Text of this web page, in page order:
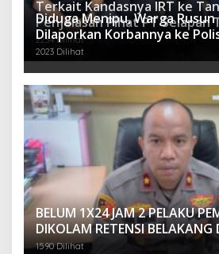
Terkait Kandasnya IRT ke
Penjelasan Pihat PT Selapan
2234 Dilihat
Diduga Menipu, Warga Rusun
Dilaporkan Korbannya ke
2023 Dilihat
BELUM 1X24 JAM 2 PELAKU
DIKOLAM RETENSI BELAKANG
PALEMBANG TELAH
1590 Dilihat